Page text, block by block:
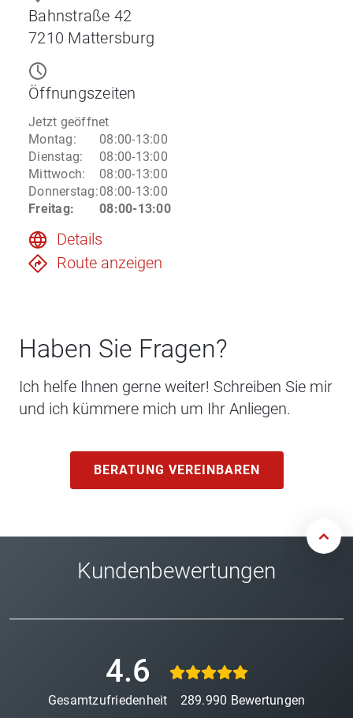
Bahnstraße 42
7210 Mattersburg
Öffnungszeiten
Jetzt geöffnet
Montag:
08:00-13:00
Dienstag:
08:00-13:00
Mittwoch:
08:00-13:00
Donnerstag:08:00-13:00
Freitag: 08:00-13:00
Details
Route anzeigen
Haben Sie Fragen?
Ich helfe Ihnen gerne weiter! Schreiben Sie mir
und ich kümmere mich um Ihr Anliegen.
BERATUNG VEREINBAREN
Kundenbewertungen
4.6
Gesamtzufriedenheit 289.990 Bewertungen